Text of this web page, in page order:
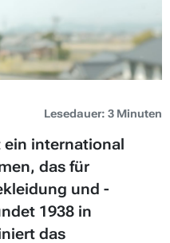
Lesedauer: 3 Minuten
ein international
das für
und -
1938 in
das